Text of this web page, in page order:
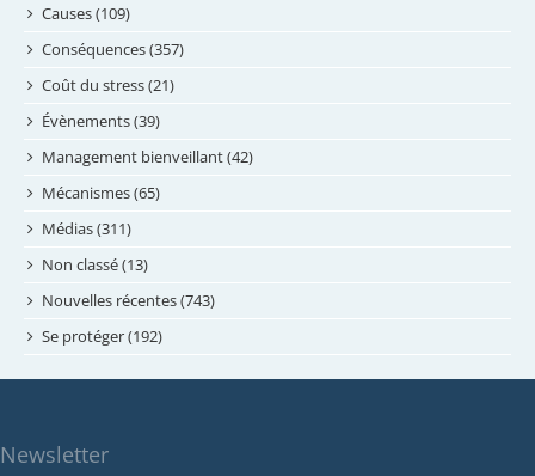
août 2024
juillet 2024
juin 2024
mai 2024
avril 2024
février 2024
janvier 2024
novembre 2023
octobre 2023
septembre 2023
mars 2023
Causes (109)
Conséquences (357)
Coût du stress (21)
Évènements (39)
Management bienveillant (42)
Mécanismes (65)
Médias (311)
Non classé (13)
Nouvelles récentes (743)
Se protéger (192)
Newsletter